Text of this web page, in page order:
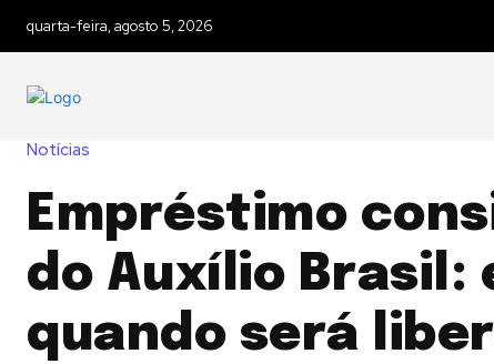
quarta-feira, agosto 5, 2026
Notícias
Empréstimo
do Auxílio Brasil:
quando será